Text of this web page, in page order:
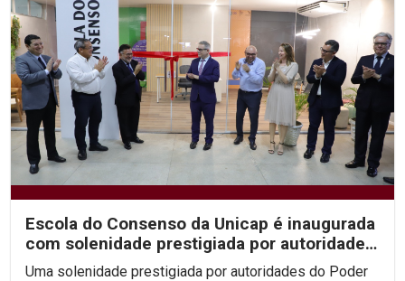
Escola do Consenso da Unicap é inaugurada
com solenidade prestigiada por autoridades
do...
Uma solenidade prestigiada por autoridades do Poder